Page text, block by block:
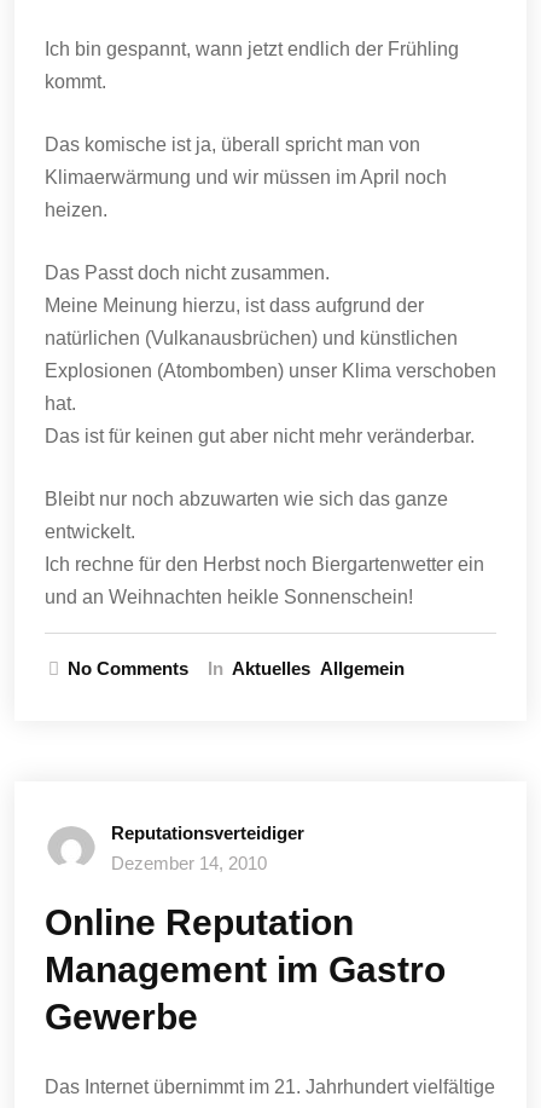
Ich bin gespannt, wann jetzt endlich der Frühling
kommt.
Das komische ist ja, überall spricht man von
Klimaerwärmung und wir müssen im April noch
heizen.
Das Passt doch nicht zusammen.
Meine Meinung hierzu, ist dass aufgrund der
natürlichen (Vulkanausbrüchen) und künstlichen
Explosionen (Atombomben) unser Klima verschoben
hat.
Das ist für keinen gut aber nicht mehr veränderbar.
Bleibt nur noch abzuwarten wie sich das ganze
entwickelt.
Ich rechne für den Herbst noch Biergartenwetter ein
und an Weihnachten heikle Sonnenschein!
No Comments In Aktuelles Allgemein
Reputationsverteidiger
Dezember 14, 2010
Online Reputation
Management im Gastro
Gewerbe
Das Internet übernimmt im 21. Jahrhundert vielfältige